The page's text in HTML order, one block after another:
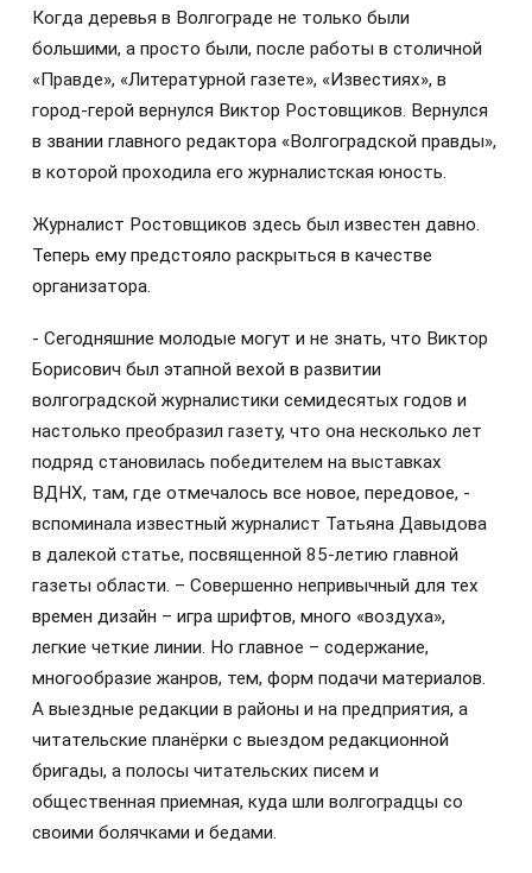
Когда деревья в Волгограде не только были
большими, а просто были, после работы в столичной
«Правде», «Литературной газете», «Известиях», в
город-герой вернулся Виктор Ростовщиков. Вернулся
в звании главного редактора «Волгоградской правды»,
в которой проходила его журналистская юность.
Журналист Ростовщиков здесь был известен давно.
Теперь ему предстояло раскрыться в качестве
организатора.
- Сегодняшние молодые могут и не знать, что Виктор
Борисович был этапной вехой в развитии
волгоградской журналистики семидесятых годов и
настолько преобразил газету, что она несколько лет
подряд становилась победителем на выставках
ВДНХ, там, где отмечалось все новое, передовое, -
вспоминала известный журналист Татьяна Давыдова
в далекой статье, посвященной 85-летию главной
газеты области. – Совершенно непривычный для тех
времен дизайн – игра шрифтов, много «воздуха»,
легкие четкие линии. Но главное – содержание,
многообразие жанров, тем, форм подачи материалов.
А выездные редакции в районы и на предприятия, а
читательские планёрки с выездом редакционной
бригады, а полосы читательских писем и
общественная приемная, куда шли волгоградцы со
своими болячками и бедами.